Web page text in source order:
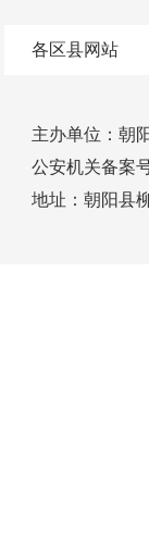
各区县网站
主办单位：朝
公安机关备案
地址：朝阳县